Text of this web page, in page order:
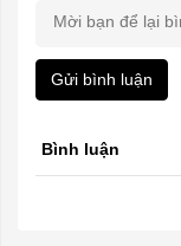
Gửi bình luận
Bình luận